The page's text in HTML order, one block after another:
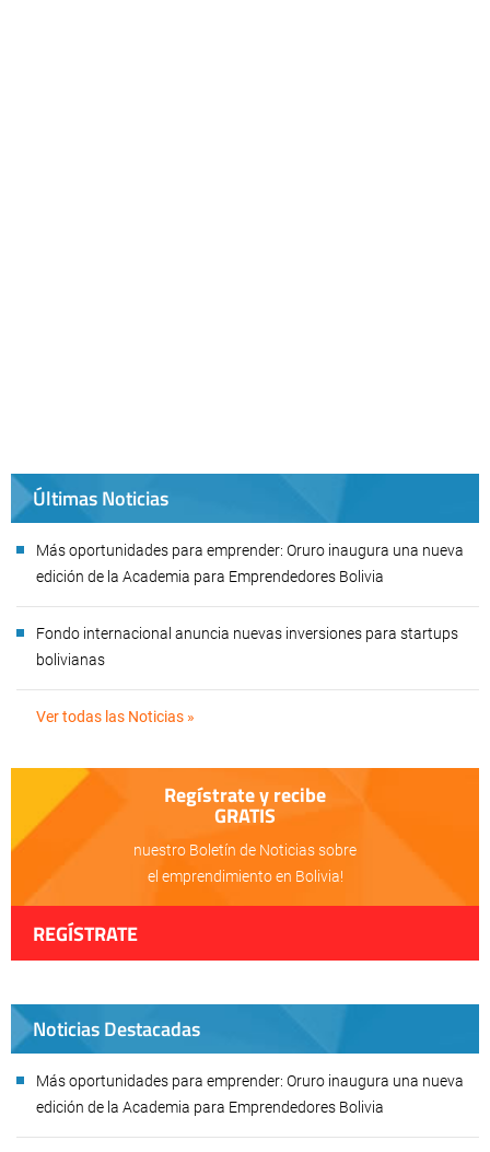
Últimas Noticias
Más oportunidades para emprender: Oruro inaugura una nueva
edición de la Academia para Emprendedores Bolivia
Fondo internacional anuncia nuevas inversiones para startups
bolivianas
Ver todas las Noticias »
Regístrate y recibe
GRATIS
nuestro Boletín de Noticias sobre
el emprendimiento en Bolivia!
REGÍSTRATE
Noticias Destacadas
Más oportunidades para emprender: Oruro inaugura una nueva
edición de la Academia para Emprendedores Bolivia